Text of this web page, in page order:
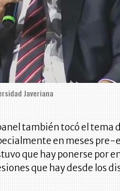
Javeriana
también tocó el tema
en meses pre-
que hay ponerse por
que hay desde los